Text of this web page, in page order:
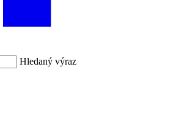
Hledaný výraz